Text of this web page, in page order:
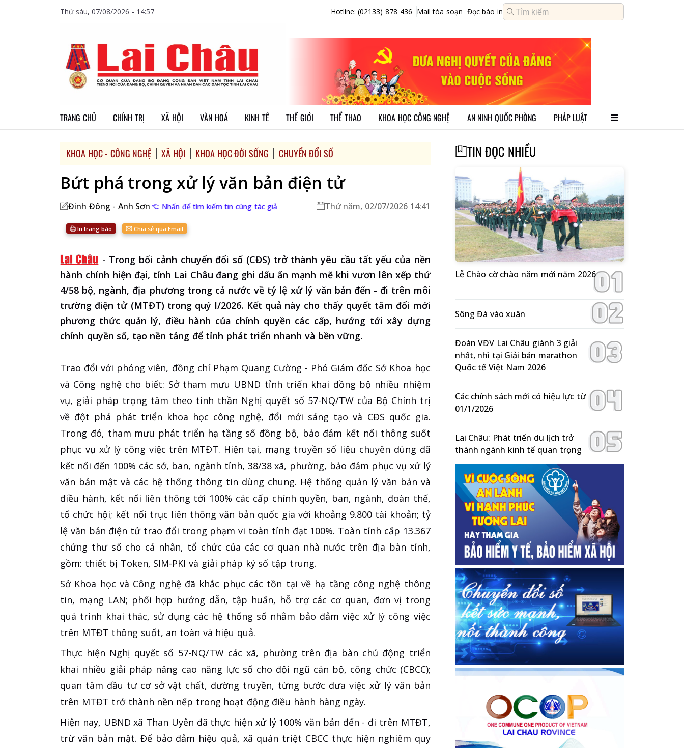
Thứ sáu, 07/08/2026 - 14:57 Hotline: (02133) 878 436 Mail tòa soạn Đọc báo in
TRANG CHỦ CHÍNH TRỊ XÃ HỘI VĂN HOÁ KINH TẾ THẾ GIỚI THỂ THAO KHOA HỌC CÔNG NGHỆ AN NINH QUỐC PHÒNG PHÁP LUẬT
KHOA HỌC - CÔNG NGHỆ XÃ HỘI KHOA HỌC ĐỜI SỐNG CHUYỂN ĐỔI SỐ
Bứt phá trong xử lý văn bản điện tử
Đinh Đông - Anh Sơn Nhấn để tìm kiếm tin cùng tác giả Thứ năm, 02/07/2026 14:41
In trang báo Chia sẻ qua Email
- Trong bối cảnh chuyển đổi số (CĐS) trở thành yêu cầu tất yếu của nền
hành chính hiện đại, tỉnh Lai Châu đang ghi dấu ấn mạnh mẽ khi vươn lên xếp thứ
4/58 bộ, ngành, địa phương trong cả nước về tỷ lệ xử lý văn bản đến - đi trên môi
trường điện tử (MTĐT) trong quý I/2026. Kết quả này cho thấy quyết tâm đổi mới
phương thức quản lý, điều hành của chính quyền các cấp, hướng tới xây dựng
chính quyền số, tạo nền tảng để tỉnh phát triển nhanh và bền vững.
Trao đổi với phóng viên, đồng chí Phạm Quang Cường - Phó Giám đốc Sở Khoa học
và Công nghệ cho biết: Sở tham mưu UBND tỉnh triển khai đồng bộ nhiều nhiệm
vụ, giải pháp trọng tâm theo tinh thần Nghị quyết số 57-NQ/TW của Bộ Chính trị
về đột phá phát triển khoa học công nghệ, đổi mới sáng tạo và CĐS quốc gia.
Trong đó, tham mưu phát triển hạ tầng số đồng bộ, bảo đảm kết nối thông suốt
phục vụ xử lý công việc trên MTĐT. Hiện tại, mạng truyền số liệu chuyên dùng đã
kết nối đến 100% các sở, ban, ngành tỉnh, 38/38 xã, phường, bảo đảm phục vụ xử lý
văn bản mật và các hệ thống thông tin dùng chung. Hệ thống quản lý văn bản và
điều hành, kết nối liên thông tới 100% các cấp chính quyền, ban, ngành, đoàn thể,
tổ chức hội; kết nối trục liên thông văn bản quốc gia với khoảng 9.800 tài khoản; tỷ
lệ văn bản điện tử trao đổi trong phạm vi toàn tỉnh đạt 100%. Toàn tỉnh cấp 13.367
chứng thư số cho cá nhân, tổ chức của các cơ quan nhà nước trên địa bàn tỉnh,
gồm: thiết bị Token, SIM-PKI và giải pháp ký số tập trung.
Sở Khoa học và Công nghệ đã khắc phục các tồn tại về hạ tầng công nghệ thông
tin, mạng LAN; phối hợp hướng dẫn, tập huấn, hỗ trợ các cơ quan, đơn vị trong
quá trình khai thác, sử dụng các hệ thống số nhằm bảo đảm việc xử lý công việc
trên MTĐT thông suốt, an toàn và hiệu quả.
Thực hiện Nghị quyết số 57-NQ/TW các xã, phường trên địa bàn chủ động triển
khai nhiều giải pháp nâng cao năng lực số cho đội ngũ cán bộ, công chức (CBCC);
quan tâm đầu tư cơ sở vật chất, đường truyền, từng bước đưa việc xử lý văn bản
trên MTĐT trở thành nền nếp trong hoạt động điều hành hàng ngày.
Hiện nay, UBND xã Than Uyên đã thực hiện xử lý 100% văn bản đến - đi trên MTĐT,
trừ văn bản mật. Để bảo đảm hiệu quả, xã quán triệt CBCC thực hiện nghiêm quy
TIN ĐỌC NHIỀU
Lễ Chào cờ chào năm mới năm 2026
Sông Đà vào xuân
Đoàn VĐV Lai Châu giành 3 giải
nhất, nhì tại Giải bán marathon
Quốc tế Việt Nam 2026
Các chính sách mới có hiệu lực từ
01/1/2026
Lai Châu: Phát triển du lịch trở
thành ngành kinh tế quan trọng